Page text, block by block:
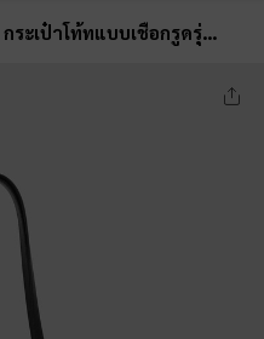
กระเป๋าโท้ทแบบเชือกรูดรุ่น Hanya